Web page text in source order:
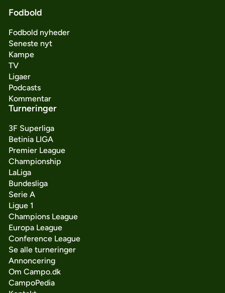
Fodbold
Fodbold nyheder
Seneste nyt
Kampe
TV
Ligaer
Podcasts
Kommentar
Turneringer
3F Superliga
Betinia LIGA
Premier League
Championship
LaLiga
Bundesliga
Serie A
Ligue 1
Champions League
Europa League
Conference League
Se alle turneringer
Annoncering
Om Campo.dk
CampoPedia